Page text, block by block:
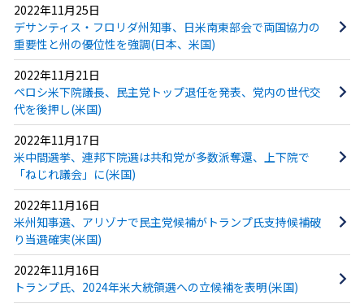
2022年11月25日
デサンティス・フロリダ州知事、日米南東部会で両国協力の
重要性と州の優位性を強調(日本、米国)
2022年11月21日
ペロシ米下院議長、民主党トップ退任を発表、党内の世代交
代を後押し(米国)
2022年11月17日
米中間選挙、連邦下院選は共和党が多数派奪還、上下院で
「ねじれ議会」に(米国)
2022年11月16日
米州知事選、アリゾナで民主党候補がトランプ氏支持候補破
り当選確実(米国)
2022年11月16日
トランプ氏、2024年米大統領選への立候補を表明(米国)